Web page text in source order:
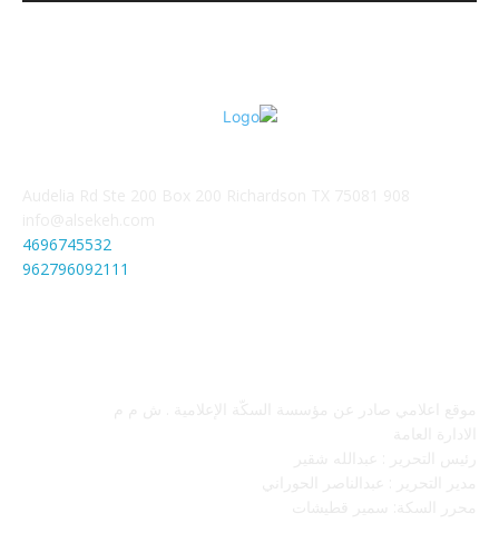
4696745532
962796092111